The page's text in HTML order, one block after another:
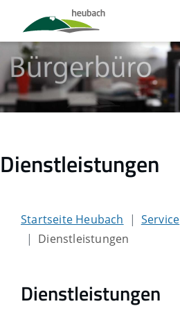
Dienstleistungen
Startseite Heubach Service
Dienstleistungen
Dienstleistungen